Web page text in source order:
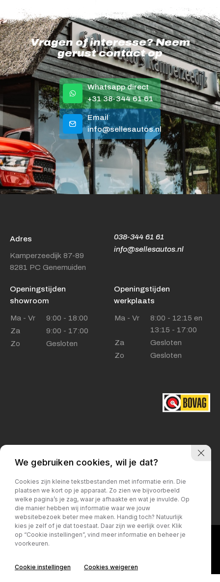
Vragen of interesse? Neem
gerust contact op
Whatsapp direct
+31 38-344 61 61
Email
info@sellesautos.nl
038-344 61 61
info@sellesautos.nl
Adres
Kamperzeedijk 87-89
8281 PC Genemuiden
Openingstijden
showroom
Ma - Vr
9:00 - 18:00
Za
9:00 - 17:00
Zo
Gesloten
Openingstijden
werkplaats
Ma - Vr
8:00 - 12:15 en
13:15 - 17:00
Za
Gesloten
Zo
Gesloten
Privacy policy
We gebruiken cookies, wil je dat?
Cookies zijn kleine tekstbestanden met informatie erin. Die
plaatsen we kort op je apparaat. Zo zien we bijvoorbeeld
welke pagina’s je zag, waar je afhaakte en wat je invulde. Op
die manier hebben wij informatie waar we jouw
websitebezoek beter mee maken. Handig toch? Natuurlijk
kies je zelf of je dat toestaat. Daar zijn we eerlijk over. Klik
op “Cookie instellingen”, vind meer informatie en beheer je
voorkeuren.
Cookie instellingen Cookies weigeren